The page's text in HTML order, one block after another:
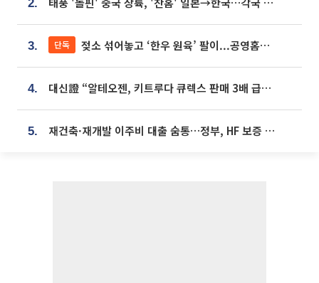
2.
3. 단독 젖소 섞어놓고 ‘한우 원육’ 팔이...공영홈쇼핑 표기·검증 구멍
4. 대신證 “알테오젠, 키트루다 큐렉스 판매 3배 급증…목표가 41만원 상향”
5. 재건축·재개발 이주비 대출 숨통…정부, HF 보증 신설 추진